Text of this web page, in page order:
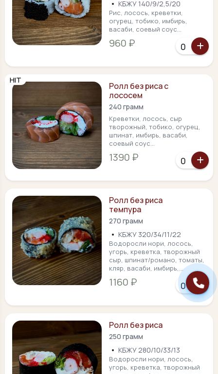
• КБЖУ 140/9/2,5/20
Рис, лосось, креветки,
огурец, тобико, имбирь,
васаби, соевый соус...
960 ₽
HIT
Ролл без риса с
лососем
240 грамм
Креветки, лосось, сыр
творожный, тобико, огурец,
шпинат, имбирь, васаби,
соевый соус...
1390 ₽
Ролл без риса
темпура
270 грамм
• КБЖУ 320/34/11/22
Водоросли нори, лосось,
угорь, креветка, творожный
сыр, шпинат/романо, томаты,
кляр, васаби, имбирь,...
1160 ₽
Ролл без риса
250 грамм
• КБЖУ 280/10/33/13
Водоросли нори, лосось,
угорь, креветка, творожный